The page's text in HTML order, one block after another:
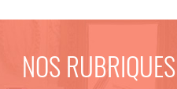
NOS RUBRIQUES